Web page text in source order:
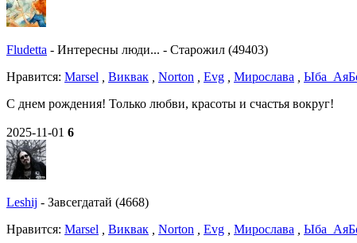
Fludetta - Интересны люди... - Старожил (49403)
Нравитcя: Marsel Виквак Norton Evg Мирослава Ыба_Ая
С днем рождения! Только любви, красоты и счастья вокруг!
2025-11-01 6
Leshij - Завсегдатай (4668)
Нравитcя: Marsel Виквак Norton Evg Мирослава Ыба_Ая